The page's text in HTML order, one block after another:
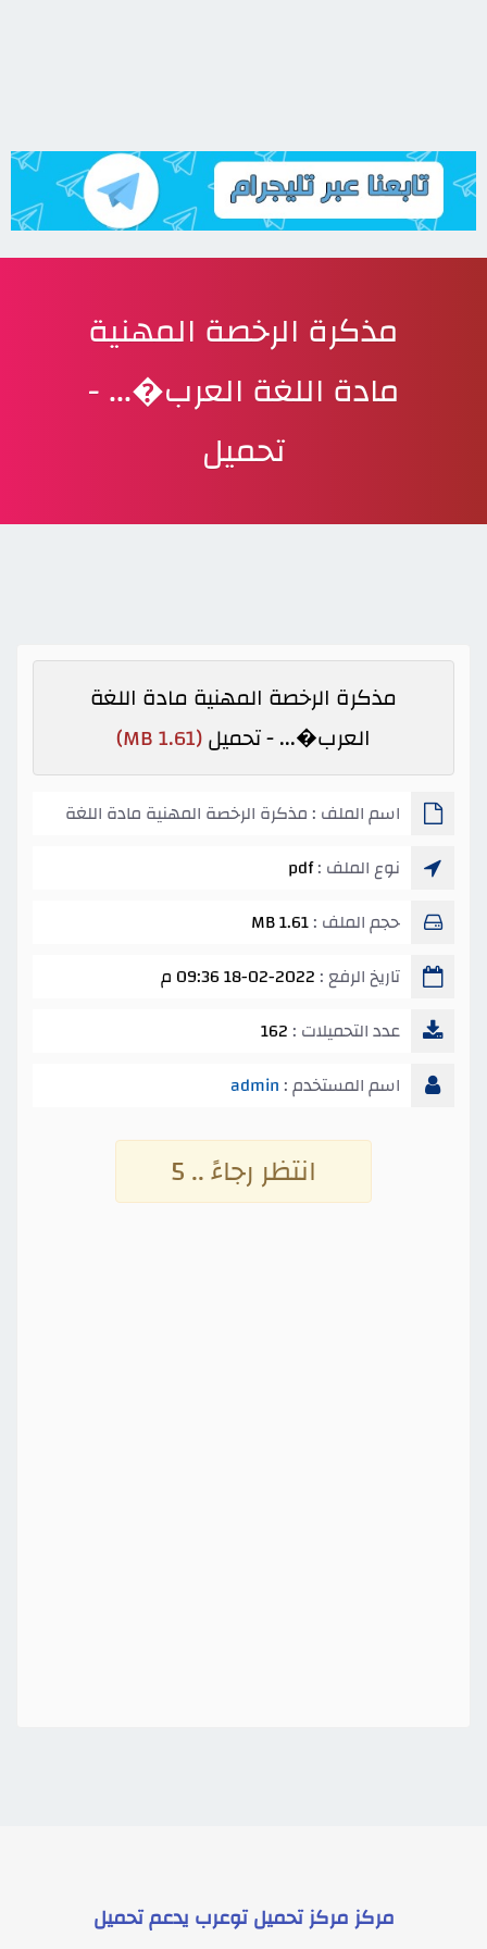
مذكرة الرخصة المهنية
مادة اللغة العرب�... -
تحميل
مذكرة الرخصة المهنية مادة اللغة
العرب�... - تحميل(1.61 MB)
اسم الملف : مذكرة الرخصة المهنية مادة اللغة
العرب�...نوع الملف :pdf
حجم الملف :1.61 MB
تاريخ الرفع : 18-02-2022 09:36 م
عدد التحميلات : 162
اسم المستخدم : admin
انتظر رجاءً .. 4
مركزمركز تحميل توعرب يدعمتحميل